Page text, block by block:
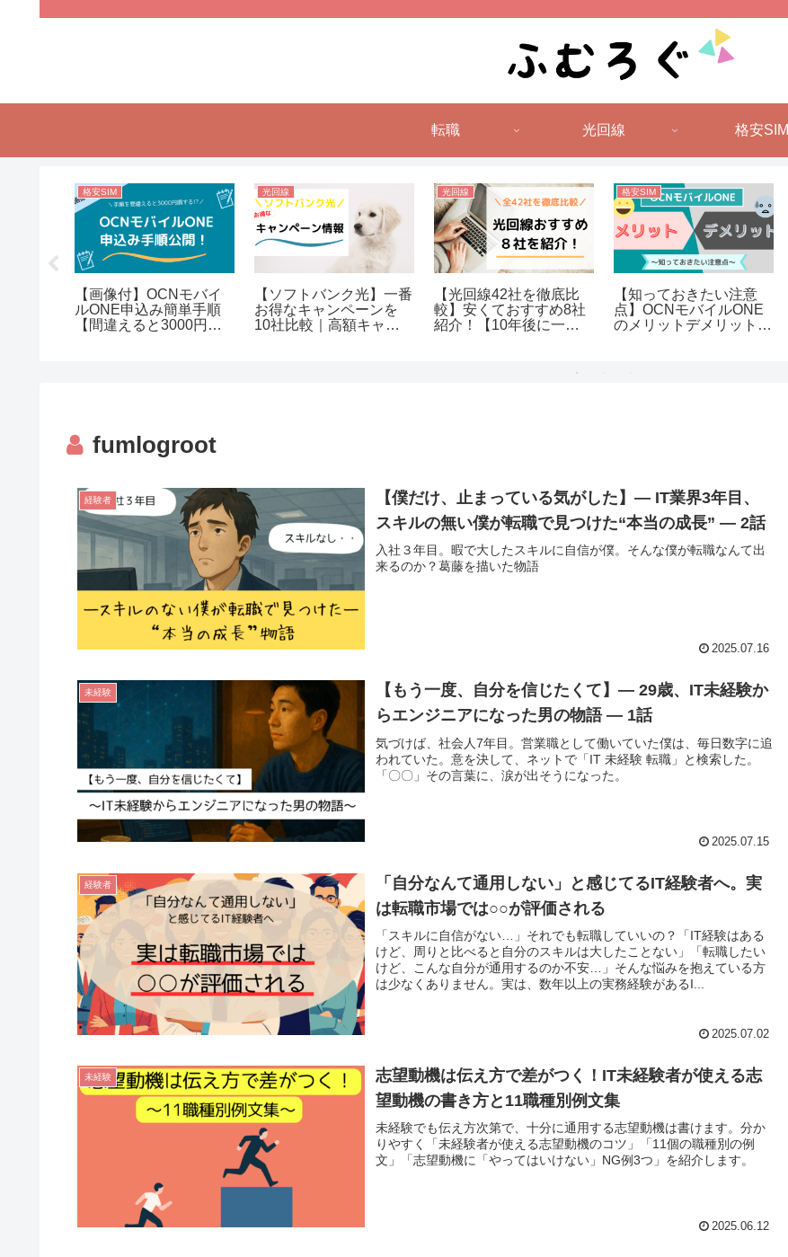
転職 光回線 格安SIM
格安SIM
【画像付】OCNモバイ
ルONE申込み簡単手順
【間違えると3000円損
光回線
【ソフトバンク光】一番
お得なキャンペーンを
10社比較｜高額キャッ
光回線
【光回線42社を徹底比
較】安くておすすめ8社
紹介！【10年後に一番
格安SIM
【知っておきたい注意
点】OCNモバイルONE
のメリットデメリットと
fumlogroot
経験者
【僕だけ、止まっている気がした】― IT業界3年目、
スキルの無い僕が転職で見つけた“本当の成長” ― 2話
入社３年目。暇で大したスキルに自信が僕。そんな僕が転職なんて出
来るのか？葛藤を描いた物語
2025.07.16
未経験
【もう一度、自分を信じたくて】― 29歳、IT未経験か
らエンジニアになった男の物語 ― 1話
気づけば、社会人7年目。営業職として働いていた僕は、毎日数字に追
われていた。意を決して、ネットで「IT 未経験 転職」と検索した。
「〇〇」その言葉に、涙が出そうになった。
2025.07.15
経験者
「自分なんて通用しない」と感じてるIT経験者へ。実
は転職市場では○○が評価される
「スキルに自信がない…」それでも転職していいの？「IT経験はある
けど、周りと比べると自分のスキルは大したことない」「転職したい
けど、こんな自分が通用するのか不安…」そんな悩みを抱えている方
は少なくありません。実は、数年以上の実務経験があるI...
2025.07.02
未経験
志望動機は伝え方で差がつく！IT未経験者が使える志
望動機の書き方と11職種別例文集
未経験でも伝え方次第で、十分に通用する志望動機は書けます。分か
りやすく「未経験者が使える志望動機のコツ」「11個の職種別の例
文」「志望動機に「やってはいけない」NG例3つ」を紹介します。
2025.06.12